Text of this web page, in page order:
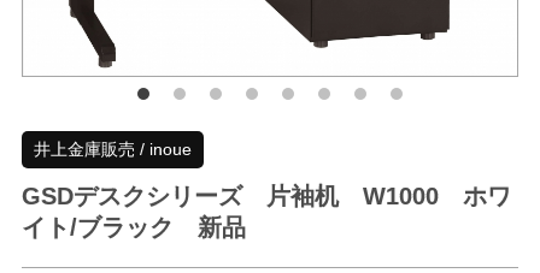
井上金庫販売 / inoue
GSDデスクシリーズ 片袖机 W1000 ホワ
イト/ブラック 新品